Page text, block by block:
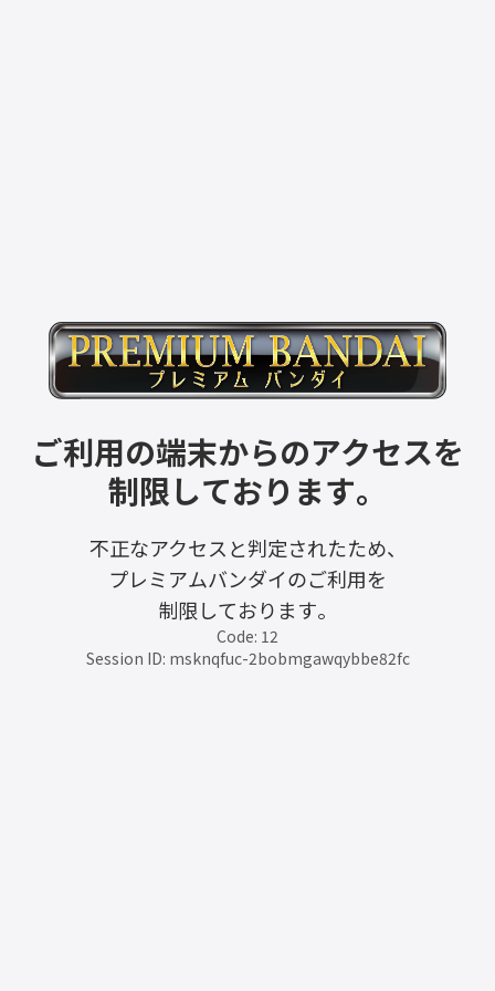
ご利用の端末からのアクセスを
制限しております。
不正なアクセスと判定されたため、
プレミアムバンダイのご利用を
制限しております。
Code: 12
Session ID: msknqfuc-2bobmgawqybbe82fc